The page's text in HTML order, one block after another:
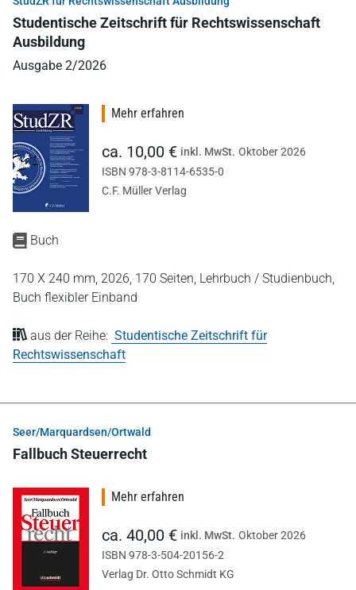
Studentische Zeitschrift für Rechtswissenschaft
Ausbildung
Ausgabe 2/2026
Buch
170 X 240 mm, 2026, 170 Seiten, Lehrbuch / Studienbuch,
Buch flexibler Einband
aus der Reihe: Studentische Zeitschrift für
Rechtswissenschaft
Mehr erfahren
ca. 10,00 € inkl. MwSt. Oktober 2026
ISBN 978-3-8114-6535-0
C.F. Müller Verlag
Seer/Marquardsen/Ortwald
Fallbuch Steuerrecht
Mehr erfahren
ca. 40,00 € inkl. MwSt. Oktober 2026
ISBN 978-3-504-20156-2
Verlag Dr. Otto Schmidt KG